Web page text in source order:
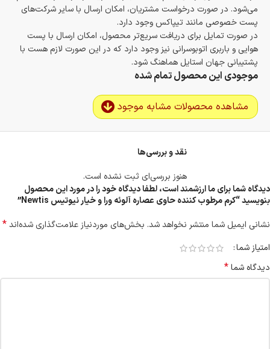
می‌شود. در صورت درخواست مشتریان، امکان ارسال با سایر شرکت‌های
پست خصوصی مانند تیپاکس وجود دارد.
در صورت تمایل برای دریافت سریع‌تر محصول، امکان ارسال با پست
هوایی و باربری اتوبوسرانی نیز وجود دارد که در این صورت لازم هست با
پشتیبانی جهان استایل هماهنگ شود.
موجودی این محصول تمام شده
مشاهده محصولات مشابه موجود
نقد و بررسی‌ها
هنوز بررسی‌ای ثبت نشده است.
دیدگاه شما برای ما ارزشمند است، لطفا دیدگاه خود را در مورد این محصول
بنویسید “کرم مرطوب کننده حاوی عصاره آلوئه ورا و خیار نیوتیس Newtis”
نشانی ایمیل شما منتشر نخواهد شد. بخش‌های موردنیاز علامت‌گذاری شده‌اند*
امتیاز شما
دیدگاه شما*